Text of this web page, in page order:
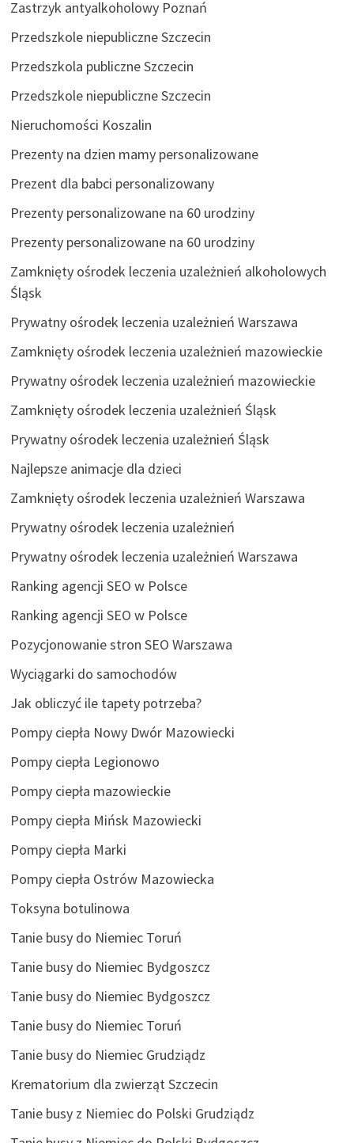
Zastrzyk antyalkoholowy Poznań
Przedszkole niepubliczne Szczecin
Przedszkola publiczne Szczecin
Przedszkole niepubliczne Szczecin
Nieruchomości Koszalin
Prezenty na dzien mamy personalizowane
Prezent dla babci personalizowany
Prezenty personalizowane na 60 urodziny
Prezenty personalizowane na 60 urodziny
Zamknięty ośrodek leczenia uzależnień alkoholowych
Śląsk
Prywatny ośrodek leczenia uzależnień Warszawa
Zamknięty ośrodek leczenia uzależnień mazowieckie
Prywatny ośrodek leczenia uzależnień mazowieckie
Zamknięty ośrodek leczenia uzależnień Śląsk
Prywatny ośrodek leczenia uzależnień Śląsk
Najlepsze animacje dla dzieci
Zamknięty ośrodek leczenia uzależnień Warszawa
Prywatny ośrodek leczenia uzależnień
Prywatny ośrodek leczenia uzależnień Warszawa
Ranking agencji SEO w Polsce
Ranking agencji SEO w Polsce
Pozycjonowanie stron SEO Warszawa
Wyciągarki do samochodów
Jak obliczyć ile tapety potrzeba?
Pompy ciepła Nowy Dwór Mazowiecki
Pompy ciepła Legionowo
Pompy ciepła mazowieckie
Pompy ciepła Mińsk Mazowiecki
Pompy ciepła Marki
Pompy ciepła Ostrów Mazowiecka
Toksyna botulinowa
Tanie busy do Niemiec Toruń
Tanie busy do Niemiec Bydgoszcz
Tanie busy do Niemiec Bydgoszcz
Tanie busy do Niemiec Toruń
Tanie busy do Niemiec Grudziądz
Krematorium dla zwierząt Szczecin
Tanie busy z Niemiec do Polski Grudziądz